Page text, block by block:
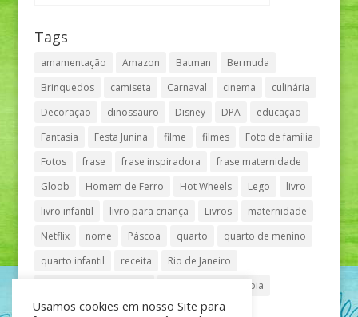
Tags
amamentação Amazon Batman
Bermuda
Brinquedos
camiseta Carnaval cinema
culinária
Decoração
dinossauro Disney DPA
educação
Fantasia
Festa Junina filme filmes
Foto de família
Fotos
frase frase inspiradora
frase maternidade
Gloob
Homem de Ferro Hot Wheels Lego
livro
livro infantil
livro para criança Livros
maternidade
Netflix
nome Páscoa quarto
quarto de menino
quarto infantil
receita
Rio de Janeiro
Shopping Vila Olímpia
São Paulo
teatro tênis
Usamos cookies em nosso Site para